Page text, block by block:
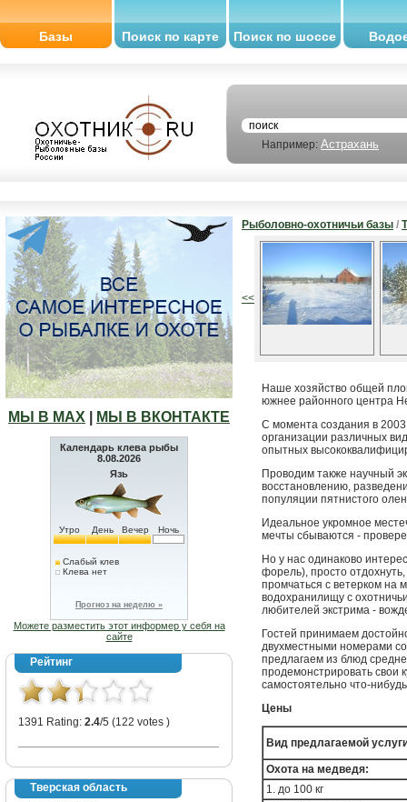
Базы Поиск по карте Поиск по шоссе
Например: Астрахань
МЫ В МАХ МЫ В ВКОНТАКТЕ
Календарь клева рыбы
8.08.2026
Язь
Утро День Вечер Ночь
Слабый клев
Клева нет
Прогноз на неделю »
Можете разместить этот информер у себя на
сайте
Рейтинг
1391 Rating: 2.4/5 (122 votes )
Тверская область
Рыболовно-охотничьи базы /
<<
Наше хозяйство общей
южнее районного центра
С момента создания в
организации различных
опытных
Проводим также научный
восстановлению,
популяции пятнистого
Идеальное укромное
мечты сбываются -
Но у нас одинаково
форель), просто
промчаться с ветерком на
водохранилищу с
любителей экстрима -
Гостей принимаем
двухместными номерами
предлагаем из блюд
продемонстрировать свои
самостоятельно что-
Цены
Вид предлагаемой
Охота на медведя:
1. до 100 кг